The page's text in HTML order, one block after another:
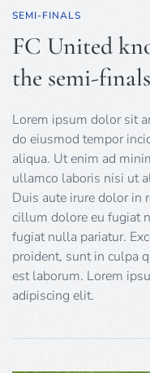
SEMI-FINALS
FC United
the semi-finals
Lorem ipsum dolor sit
do eiusmod tempor
aliqua. Ut enim ad
ullamco laboris nisi ut
Duis aute irure dolor in
cillum dolore eu fugiat
fugiat nulla pariatur.
proident, sunt in culpa
est laborum. Lorem
adipiscing elit.